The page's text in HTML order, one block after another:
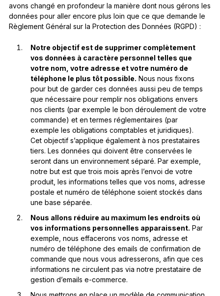
avons changé en profondeur la manière dont nous gérons les
données pour aller encore plus loin que ce que demande le
Règlement Général sur la Protection des Données (RGPD) :
Notre objectif est de supprimer complètement
vos données à caractère personnel telles que
votre nom, votre adresse et votre numéro de
téléphone le plus tôt possible. Nous nous fixons
pour but de garder ces données aussi peu de temps
que nécessaire pour remplir nos obligations envers
nos clients (par exemple le bon déroulement de votre
commande) et en termes réglementaires (par
exemple les obligations comptables et juridiques).
Cet objectif s’applique également à nos prestataires
tiers. Les données qui doivent être conservées le
seront dans un environnement séparé. Par exemple,
notre but est que trois mois après l’envoi de votre
produit, les informations telles que vos noms, adresse
postale et numéro de téléphone soient stockés dans
une base séparée.
Nous allons réduire au maximum les endroits où
vos informations personnelles apparaissent. Par
exemple, nous effacerons vos noms, adresse et
numéro de téléphone des emails de confirmation de
commande que nous vous adresserons, afin que ces
informations ne circulent pas via notre prestataire de
gestion d’emails e-commerce.